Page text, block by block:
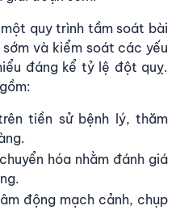
quy trình tầm soát bài
và kiểm soát các yếu
đáng kể tỷ lệ đột quỵ.
tiền sử bệnh lý, thăm
hóa nhằm đánh giá
động mạch cảnh, chụp